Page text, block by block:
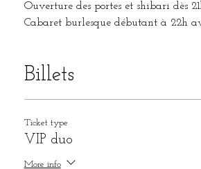
Ouverture des portes et shibari dès
Cabaret burlesque débutant à 22h
Billets
Ticket type
VIP duo
More info